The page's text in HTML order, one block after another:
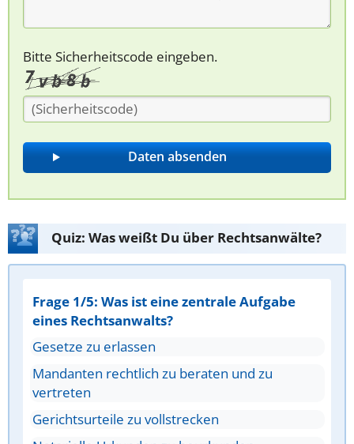
Bitte Sicherheitscode eingeben.
Quiz: Was weißt Du über Rechtsanwälte?
Frage 1/5: Was ist eine zentrale Aufgabe
eines Rechtsanwalts?
Gesetze zu erlassen
Mandanten rechtlich zu beraten und zu
vertreten
Gerichtsurteile zu vollstrecken